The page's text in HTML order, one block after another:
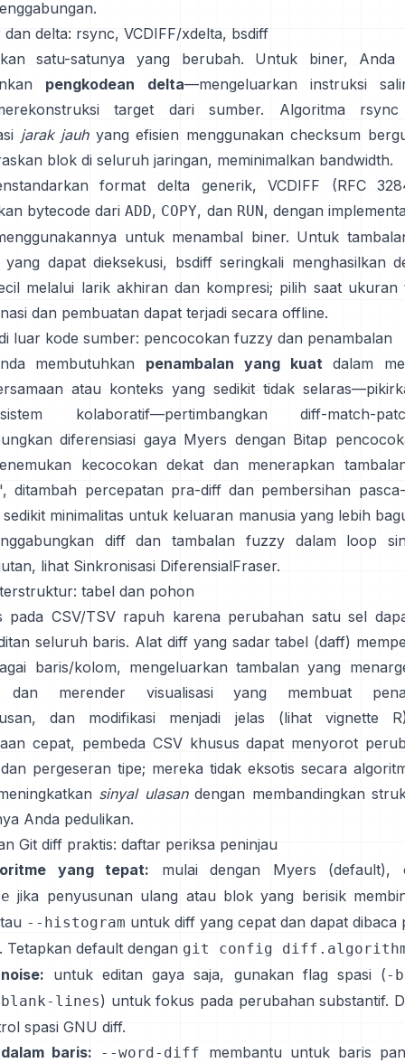
delta: rsync, VCDIFF/xdelta, bsdiff
satu-satunya yang berubah. Untuk biner, Anda
pengkodean delta—mengeluarkan instruksi
target dari sumber.
Algoritma rsync
jarak jauhyang efisien menggunakan checksum
blok di seluruh jaringan, meminimalkan bandwidth.
format delta generik,
VCDIFF (RFC
bytecode dariADD, COPY, dan RUN , dengan
untuk menambal biner. Untuk
dapat dieksekusi, bsdiff seringkali menghasilkan
melalui larik akhiran dan kompresi; pilih saat ukuran
dan pembuatan dapat terjadi secara offline.
luar kode sumber: pencocokan fuzzy dan penambalan
membutuhkan penambalan yang kuatdalam
atau konteks yang sedikit tidak
kolaboratif—pertimbangkan
diff-match-
diferensiasi gaya Myers dengan Bitap
kecocokan dekat dan menerapkan
ditambah percepatan pra-diff dan pembersihan
minimalitas untuk keluaran manusia yang lebih
diff dan tambalan fuzzy dalam loop
lihat Sinkronisasi DiferensialFraser.
tabel dan pohon
pada CSV/TSV rapuh karena perubahan satu sel
seluruh baris. Alat diff yang sadar tabel (daff)
baris/kolom, mengeluarkan tambalan yang
dan merender visualisasi yang membuat
dan modifikasi menjadi jelas (lihat
vignette R
cepat, pembeda CSV khusus dapat menyorot
pergeseran tipe; mereka tidak eksotis secara
sinyal ulasandengan membandingkan
Anda pedulikan.
Git diff praktis: daftar periksa peninjau
yang tepat: mulai dengan Myers (default),
jika penyusunan ulang atau blok yang berisik
--histogram untuk diff yang cepat dan dapat dibaca
Tetapkan default dengan git config
untuk editan gaya saja, gunakan flag spasi (-b
lines) untuk fokus pada perubahan substantif.
spasi GNU diff.
baris:
--word-diff membantu untuk baris